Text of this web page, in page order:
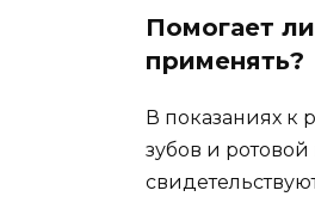
Помогает
применять?
В показаниях к
зубов и